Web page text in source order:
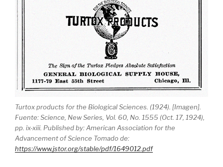
Turtox products for the Biological Sciences. (1924). [Imagen].
Fuente: Science, New Series, Vol. 60, No. 1555 (Oct. 17, 1924),
pp. ix-xiii. Published by: American Association for the
Advancement of Science Tomado de:
https://www.jstor.org/stable/pdf/1649012.pdf